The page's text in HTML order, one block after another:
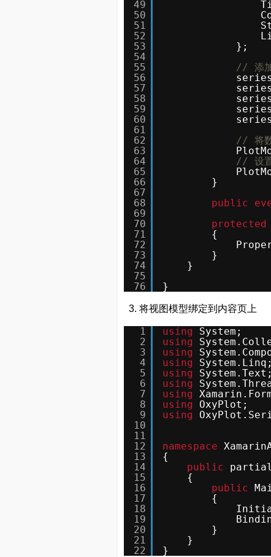
49
50
51
52
53
54
55
56
57
58
59
60
61
62
63
64
65
66
67
68
69
70
71
72
73
74
75
76
};
// 添
// 将数
// 设
}
public
protected
{
}
}
}
3. 将视图模型绑定到内容页上
1
2
3
4
5
6
7
8
9
10
11
12
13
14
15
16
17
18
19
20
21
22
using
System;
using
using
using
System.Linq;
using
System.Text;
using
using
using
OxyPlot;
using
namespace
{
public
{
public
{
}
}
}